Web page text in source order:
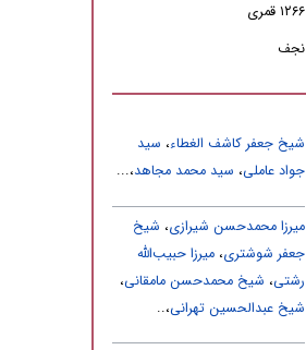
۱۲۶۶ قمری
نجف
شیخ جعفر کاشف الغطاء، سید
جواد عاملى، سید محمد مجاهد،...
میرزا محمدحسن شیرازی، شیخ
جعفر شوشتری، میرزا حبیب‌الله
رشتی، شیخ محمدحسن مامقانی،
شیخ‌ عبدالحسین‌ تهرانی،..